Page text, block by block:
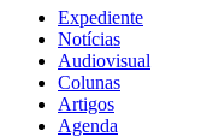
Expediente
Notícias
Audiovisual
Colunas
Artigos
Agenda